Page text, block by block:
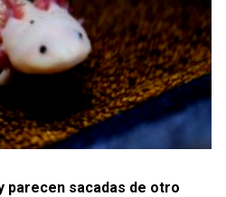
parecen sacadas de otro